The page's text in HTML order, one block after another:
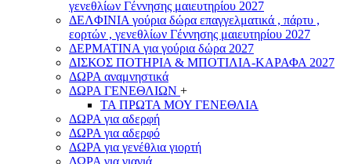
γενεθλίων Γέννησης μαιευτηρίου 2027
ΔΕΛΦΙΝΙΑ γούρια δώρα επαγγελματικά , πάρτυ ,
εορτών , γενεθλίων Γέννησης μαιευτηρίου 2027
ΔΕΡΜΑΤΙΝΑ για γούρια δώρα 2027
ΔΙΣΚΟΣ ΠΟΤΗΡΙΑ & ΜΠΟΤΙΛΙΑ-ΚΑΡΑΦΑ 2027
ΔΩΡΑ αναμνηστικά
ΔΩΡΑ ΓΕΝΕΘΛΙΩΝ +
ΤΑ ΠΡΩΤΑ ΜΟΥ ΓΕΝΕΘΛΙΑ
ΔΩΡΑ για αδερφή
ΔΩΡΑ για αδερφό
ΔΩΡΑ για γενέθλια γιορτή
ΔΩΡΑ για γιαγιά